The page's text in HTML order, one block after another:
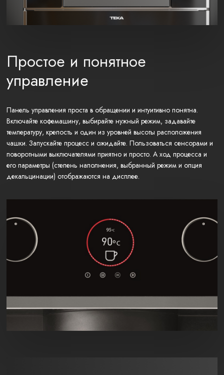
Простое и понятное
управление
Панель управления проста в обращении и интуитивно понятна.
Включайте кофемашину, выбирайте нужный режим, задавайте
температуру, крепость и один из уровней высоты расположения
чашки. Запускайте процесс и ожидайте. Пользоваться сенсорами и
поворотными выключателями приятно и просто. А ход процесса и
его параметры (степень наполнения, выбранный режим и опция
декальцинации) отображаются на дисплее.